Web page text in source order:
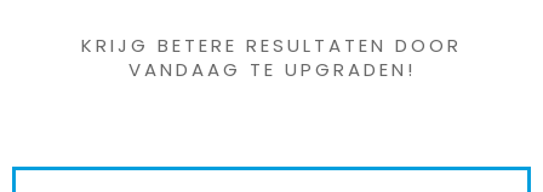
KRIJG BETERE RESULTATEN DOOR
VANDAAG TE UPGRADEN!